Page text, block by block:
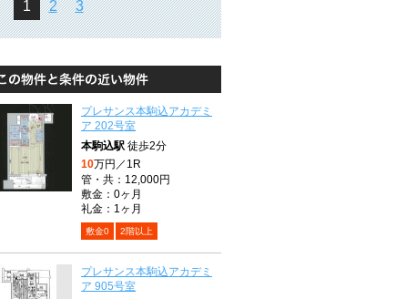
1 2 3
プレサンス本駒込アカデミ
ア 202号室
本駒込駅 徒歩2分
10万円／1R
管・共：12,000円
敷金：0ヶ月
礼金：1ヶ月
敷金0 2階以上
プレサンス本駒込アカデミ
ア 905号室